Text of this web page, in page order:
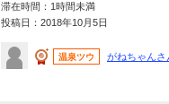
滞在時間：1時間未満
投稿日：2018年10月5日
温泉ツウ がねちゃんさ